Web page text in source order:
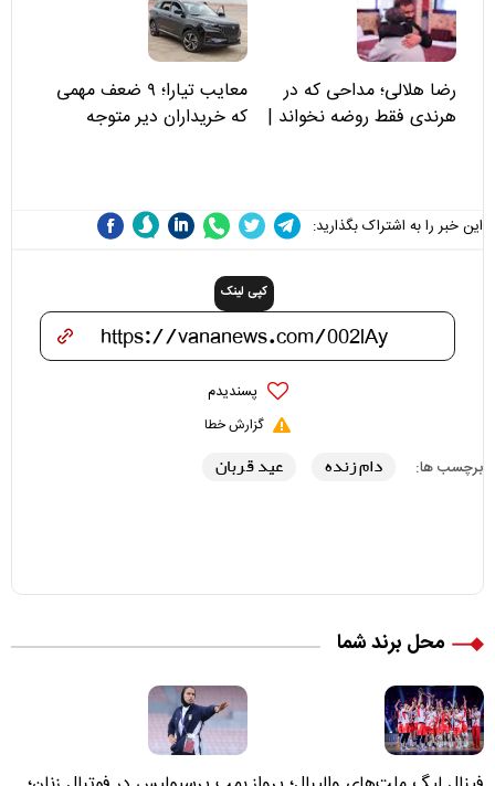
رضا هلالی؛ مداحی که در
هرندی فقط روضه نخواند |
معایب تیارا؛ ۹ ضعف مهمی
که خریداران دیر متوجه
این خبر را به اشتراک بگذارید:
کپی لینک
پسندیدم
گزارش خطا
برچسب ها: دام زنده عید قربان
محل برند شما